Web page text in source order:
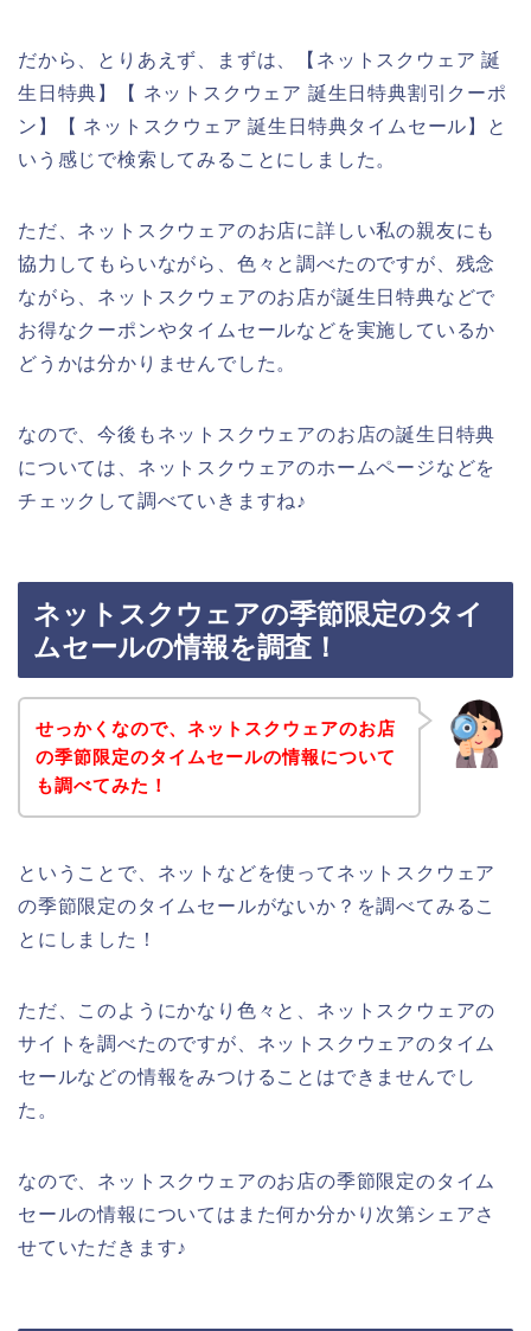
だから、とりあえず、まずは、【ネットスクウェア 誕
生日特典】【 ネットスクウェア 誕生日特典割引クーポ
ン】【 ネットスクウェア 誕生日特典タイムセール】と
いう感じで検索してみることにしました。
ただ、ネットスクウェアのお店に詳しい私の親友にも
協力してもらいながら、色々と調べたのですが、残念
ながら、ネットスクウェアのお店が誕生日特典などで
お得なクーポンやタイムセールなどを実施しているか
どうかは分かりませんでした。
なので、今後もネットスクウェアのお店の誕生日特典
については、ネットスクウェアのホームページなどを
チェックして調べていきますね♪
ネットスクウェアの季節限定のタイ
ムセールの情報を調査！
せっかくなので、ネットスクウェアのお店
の季節限定のタイムセールの情報について
も調べてみた！
ということで、ネットなどを使ってネットスクウェア
の季節限定のタイムセールがないか？を調べてみるこ
とにしました！
ただ、このようにかなり色々と、ネットスクウェアの
サイトを調べたのですが、ネットスクウェアのタイム
セールなどの情報をみつけることはできませんでし
た。
なので、ネットスクウェアのお店の季節限定のタイム
セールの情報についてはまた何か分かり次第シェアさ
せていただきます♪